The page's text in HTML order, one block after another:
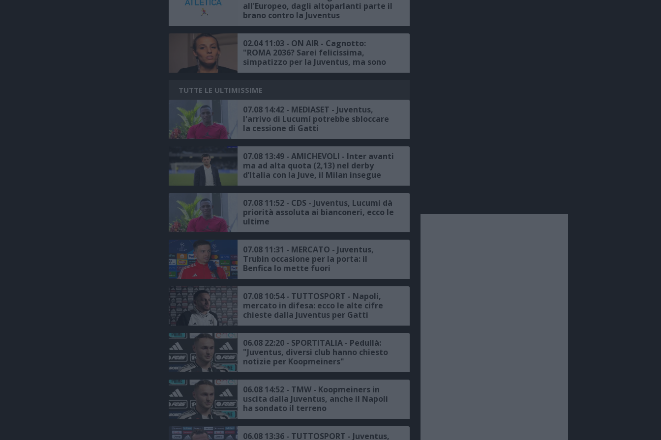
all'Europeo, dagli altoparlanti parte il
brano contro la Juventus
02.04 11:03 - ON AIR - Cagnotto:
"ROMA 2036? Sarei felicissima,
simpatizzo per la Juventus, ma sono
anche un po’ Romanista"
TUTTE LE ULTIMISSIME
07.08 14:42 - MEDIASET - Juventus,
l'arrivo di Lucumí potrebbe sbloccare
la cessione di Gatti
07.08 13:49 - AMICHEVOLI - Inter avanti
ma ad alta quota (2,13) nel derby
d’Italia con la Juve, il Milan insegue
contro il Chelsea
07.08 11:52 - CDS - Juventus, Lucumi dà
priorità assoluta ai bianconeri, ecco le
ultime
07.08 11:31 - MERCATO - Juventus,
Trubin occasione per la porta: il
Benfica lo mette fuori
07.08 10:54 - TUTTOSPORT - Napoli,
mercato in difesa: ecco le alte cifre
chieste dalla Juventus per Gatti
06.08 22:20 - SPORTITALIA - Pedullà:
"Juventus, diversi club hanno chiesto
notizie per Koopmeiners"
06.08 14:52 - TMW - Koopmeiners in
uscita dalla Juventus, anche il Napoli
ha sondato il terreno
06.08 13:36 - TUTTOSPORT - Juventus,